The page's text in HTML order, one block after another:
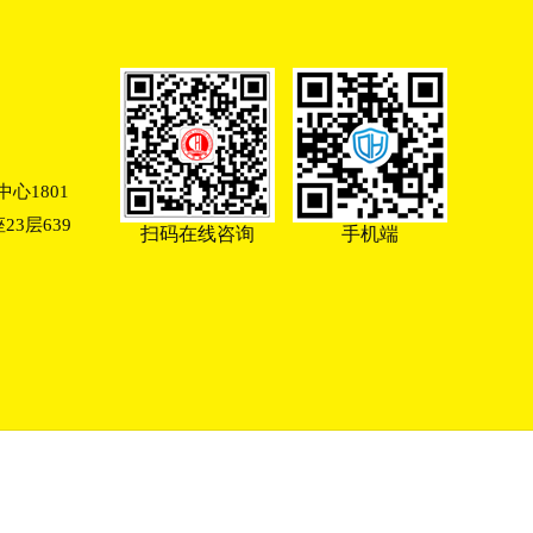
心1801
层639
扫码在线咨询 手机端